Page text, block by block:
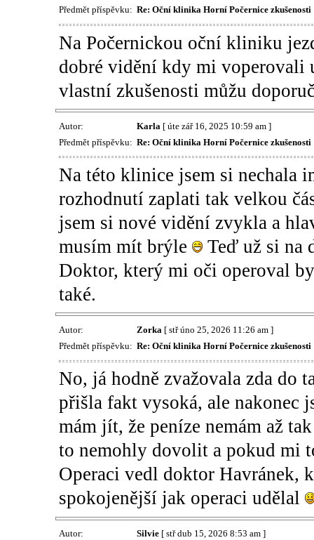
Předmět příspěvku: Re: Oční klinika Horní Počernice zkušenosti
Na Počernickou oční kliniku
dobré vidění kdy mi voperovali
vlastní zkušenosti můžu
Autor: Karla [ úte zář 16, 2025 10:59 am ]
Předmět příspěvku: Re: Oční klinika Horní Počernice zkušenosti
Na této klinice jsem si nechala
rozhodnutí zaplati tak velkou
jsem si nové vidění zvykla a
musím mít brýle
Teď už si na
Doktor, který mi oči operoval
také.
Autor: Zorka [ stř úno 25, 2026 11:26 am ]
Předmět příspěvku: Re: Oční klinika Horní Počernice zkušenosti
No, já hodně zvažovala zda do
přišla fakt vysoká, ale nakonec
mám jít, že peníze nemám až
to nemohly dovolit a pokud mi
Operaci vedl doktor Havránek,
spokojenější jak operaci udělal
Autor: Silvie[ stř dub 15, 2026 8:53 am ]